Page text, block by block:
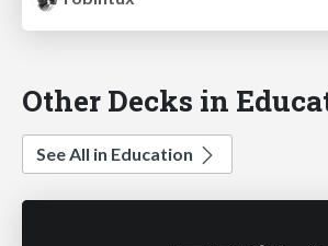
Other Decks in
See All in Education